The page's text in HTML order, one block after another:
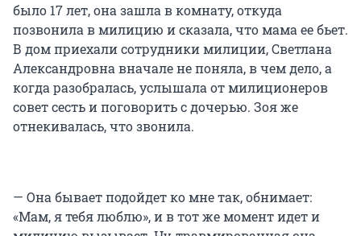
было 17 лет, она зашла в комнату, откуда
позвонила в милицию и сказала, что мама ее бьет.
В дом приехали сотрудники милиции, Светлана
Александровна вначале не поняла, в чем дело, а
когда разобралась, услышала от милиционеров
совет сесть и поговорить с дочерью. Зоя же
отнекивалась, что звонила.
— Она бывает подойдет ко мне так, обнимает:
«Мам, я тебя люблю», и в тот же момент идет и